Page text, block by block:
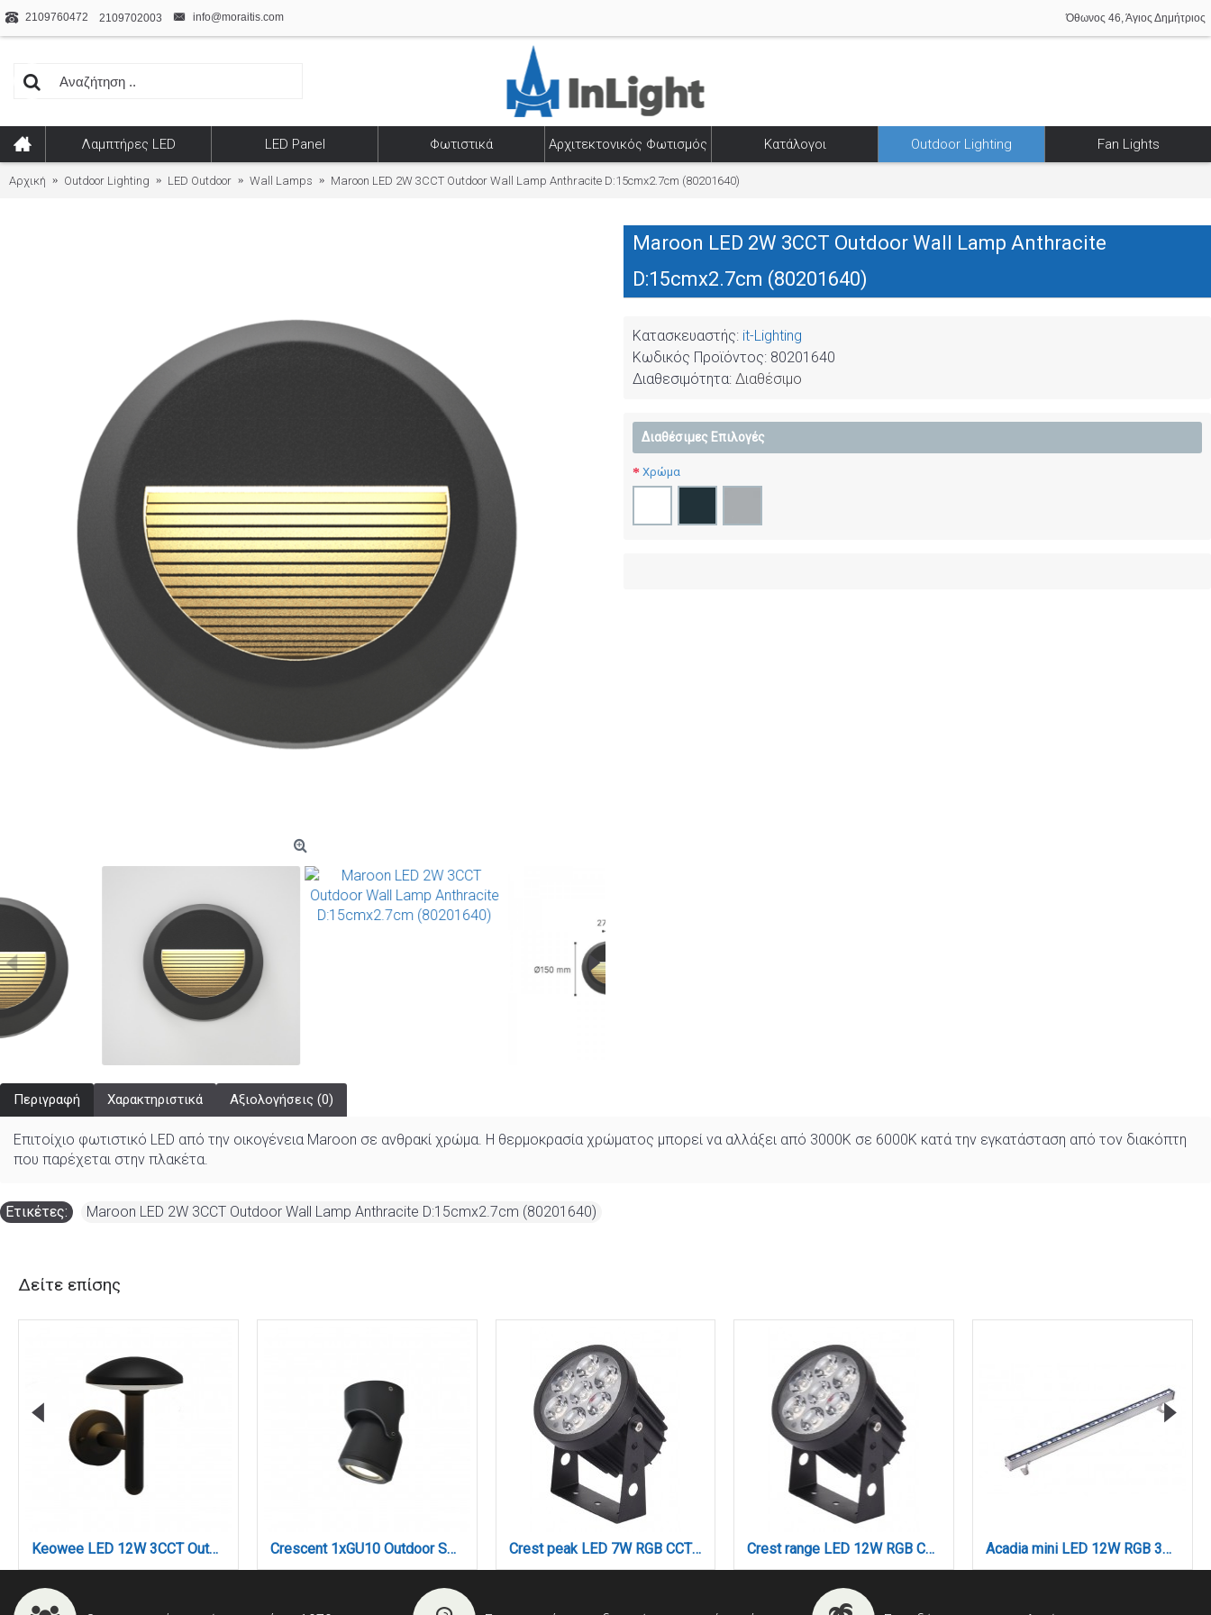
2109760472 2109702003 info@moraitis.com Όθωνος 46, Άγιος Δημήτριος
Λαμπτήρες LED LED Panel Φωτιστικά Αρχιτεκτονικός Φωτισμός Κατάλογοι Outdoor Lighting Fan Lights
Αρχική Outdoor Lighting LED Outdoor Wall Lamps Maroon LED 2W 3CCT Outdoor Wall Lamp Anthracite D:15cmx2.7cm (80201640)
Maroon LED 2W 3CCT Outdoor Wall Lamp Anthracite
D:15cmx2.7cm (80201640)
Κατασκευαστής: it-Lighting
Κωδικός Προϊόντος: 80201640
Διαθεσιμότητα: Διαθέσιμο
Διαθέσιμες Επιλογές
Χρώμα
Περιγραφή Χαρακτηριστικά Αξιολογήσεις (0)
Επιτοίχιο φωτιστικό LED από την οικογένεια Maroon σε ανθρακί χρώμα. Η θερμοκρασία χρώματος μπορεί να αλλάξει από 3000K σε 6000K κατά την εγκατάσταση από τον διακόπτη
που παρέχεται στην πλακέτα.
Ετικέτες: Maroon LED 2W 3CCT Outdoor Wall Lamp Anthracite D:15cmx2.7cm (80201640)
Δείτε επίσης
Crest peak LED 7W RGB CCT Outdoor Wall Lamp Black D:8.5 x 12cm (80700415) Crest range LED 12W RGB CCT Outdoor Wall Lamp Black D:8.5 x 12cm (80700515) Acadia mini LED 12W RGB 3CCT Wall Washer Silver D:30cm (80700115) Acadia LED 24W RGB 3CCT Wall Washer Silver D:60cm (80700215) Acadia mega LED 48W RGB 3CCT Wall Washer Silver D:100cm (80700315)